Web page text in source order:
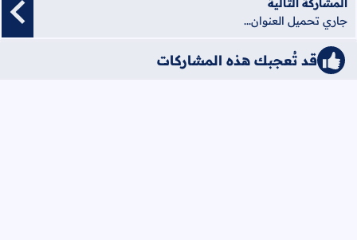
المشاركة التالية
جاري تحميل العنوان...
قد تُعجبك هذه المشاركات